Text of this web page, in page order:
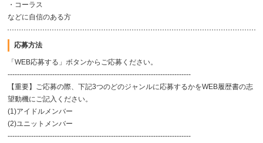
・コーラス
などに自信のある方
応募方法
「WEB応募する」ボタンからご応募ください。
------------------------------------------------------------------------------
【重要】ご応募の際、下記3つのどのジャンルに応募するかをWEB履歴書の志
望動機にご記入ください。
(1)アイドルメンバー
(2)ユニットメンバー
------------------------------------------------------------------------------